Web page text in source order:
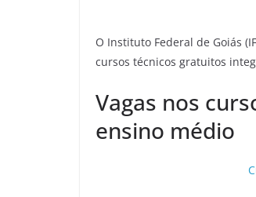
O Instituto Federal de Goiás
cursos técnicos gratuitos
Vagas nos
ensino médio